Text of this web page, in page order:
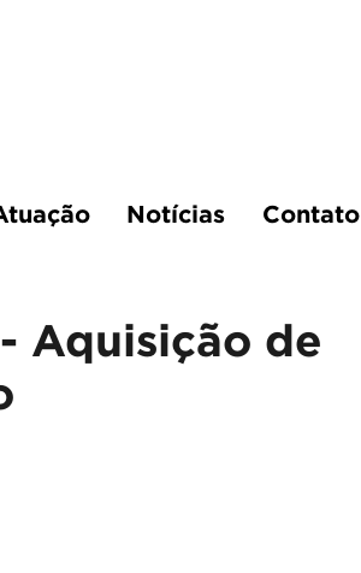
Notícias Contato
Aquisição de